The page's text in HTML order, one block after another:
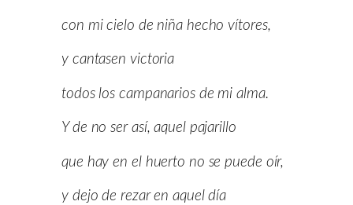
con mi cielo de niña hecho vítores,
y cantasen victoria
todos los campanarios de mi alma.
Y de no ser así, aquel pajarillo
que hay en el huerto no se puede oír,
y dejo de rezar en aquel día